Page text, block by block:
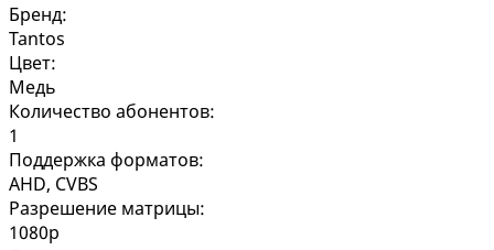
Бренд:
Tantos
Цвет:
Медь
Количество абонентов:
1
Поддержка форматов:
AHD, CVBS
Разрешение матрицы:
1080p